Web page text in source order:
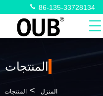
86-135-33728134
المنتجات
المنزل > المنتجات